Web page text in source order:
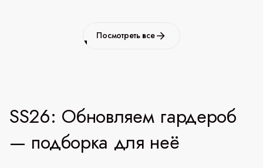
Посмотреть все
SS26: Обновляем гардероб
— подборка для неё